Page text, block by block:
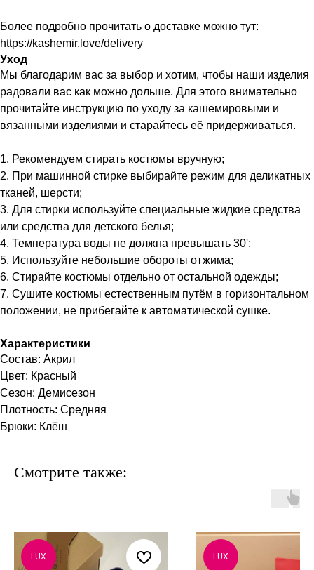
Более подробно прочитать о доставке можно тут:
https://kashemir.love/delivery
Уход
Мы благодарим вас за выбор и хотим, чтобы наши изделия
радовали вас как можно дольше. Для этого внимательно
прочитайте инструкцию по уходу за кашемировыми и
вязанными изделиями и старайтесь её придерживаться.
1. Рекомендуем стирать костюмы вручную;
2. При машинной стирке выбирайте режим для деликатных
тканей, шерсти;
3. Для стирки используйте специальные жидкие средства
или средства для детского белья;
4. Температура воды не должна превышать 30';
5. Используйте небольшие обороты отжима;
6. Стирайте костюмы отдельно от остальной одежды;
7. Сушите костюмы естественным путём в горизонтальном
положении, не прибегайте к автоматической сушке.
Характеристики
Состав: Акрил
Цвет: Красный
Сезон: Демисезон
Плотность: Средняя
Брюки: Клёш
Смотрите также:
LUX LUX